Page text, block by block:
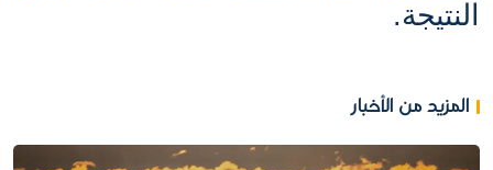
النتيجة.
المزيد من الأخبار